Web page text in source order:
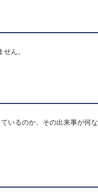
ん。
いるのか、その出来事が何な